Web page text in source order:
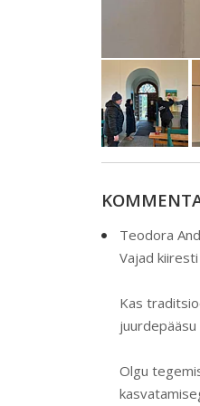
Teodora
Vajad
Kas
Olgu